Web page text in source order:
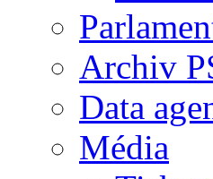
Archiv
Data
Média